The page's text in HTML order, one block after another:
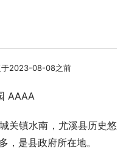
于2023-08-08之前
AAAA
镇水南，尤溪县历史悠
，是县政府所在地。